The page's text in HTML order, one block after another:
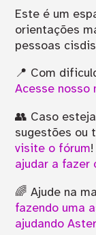
Este é um
orientações
pessoas
📍 Com
Acesse nosso
👥 Caso
sugestões ou
visite o fórum
ajudar a fazer
🌈 Ajude na
fazendo uma
ajudando Aster